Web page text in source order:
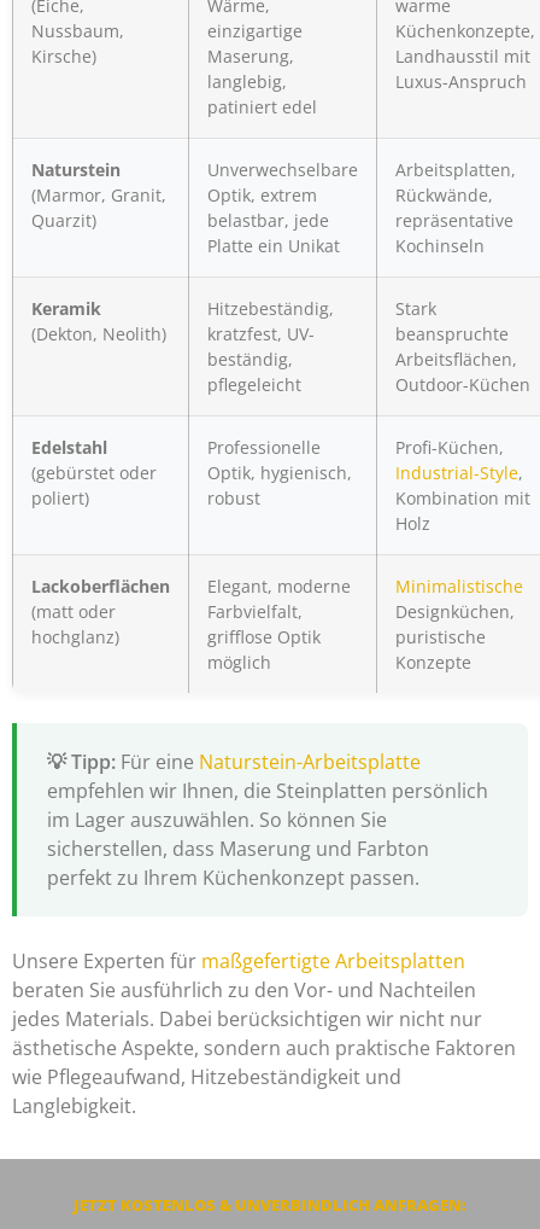
(Eiche,
Nussbaum,
Kirsche)
Wärme,
einzigartige
Maserung,
langlebig,
patiniert edel
warme
Küchenkonzepte,
Landhausstil mit
Luxus-Anspruch
Naturstein
(Marmor, Granit,
Quarzit)
Unverwechselbare
Optik, extrem
belastbar, jede
Platte ein Unikat
Arbeitsplatten,
Rückwände,
repräsentative
Kochinseln
Keramik
(Dekton, Neolith)
Hitzebeständig,
kratzfest, UV-
beständig,
pflegeleicht
Stark
beanspruchte
Arbeitsflächen,
Outdoor-Küchen
Edelstahl
(gebürstet oder
poliert)
Professionelle
Optik, hygienisch,
robust
Profi-Küchen,
Industrial-Style,
Kombination mit
Holz
Lackoberflächen
(matt oder
hochglanz)
Elegant, moderne
Farbvielfalt,
grifflose Optik
möglich
Minimalistische
Designküchen,
puristische
Konzepte
Für eine Naturstein-Arbeitsplatte
empfehlen wir Ihnen, die Steinplatten persönlich
im Lager auszuwählen. So können Sie
sicherstellen, dass Maserung und Farbton
perfekt zu Ihrem Küchenkonzept passen.
Unsere Experten für maßgefertigte Arbeitsplatten
beraten Sie ausführlich zu den Vor- und Nachteilen
jedes Materials. Dabei berücksichtigen wir nicht nur
ästhetische Aspekte, sondern auch praktische Faktoren
wie Pflegeaufwand, Hitzebeständigkeit und
Langlebigkeit.
JETZT KOSTENLOS & UNVERBINDLICH ANFRAGEN: